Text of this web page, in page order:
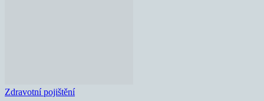
Zdravotní pojištění